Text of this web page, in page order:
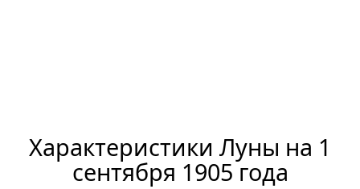
Характеристики Луны на 1
сентября 1905 года